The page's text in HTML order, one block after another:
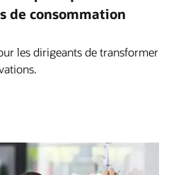
de consommation
les dirigeants de transformer